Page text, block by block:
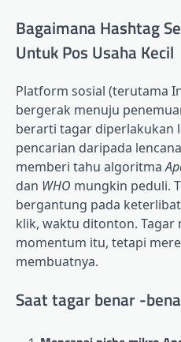
Bagaimana Hashtag
Untuk Pos Usaha Kecil
Platform sosial (terutama
bergerak menuju
berarti tagar diperlakukan
pencarian daripada
memberi tahu algoritma
dan WHO mungkin peduli.
bergantung pada
klik, waktu ditonton. Tagar
momentum itu, tetapi
membuatnya.
Saat tagar benar -